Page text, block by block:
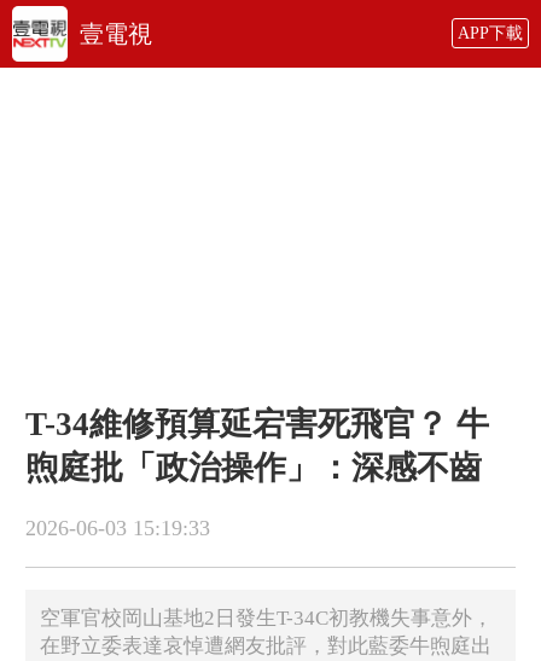
壹電視 APP下載
T-34維修預算延宕害死飛官？ 牛
煦庭批「政治操作」：深感不齒
2026-06-03 15:19:33
空軍官校岡山基地2日發生T-34C初教機失事意外，
在野立委表達哀悼遭網友批評，對此藍委牛煦庭出